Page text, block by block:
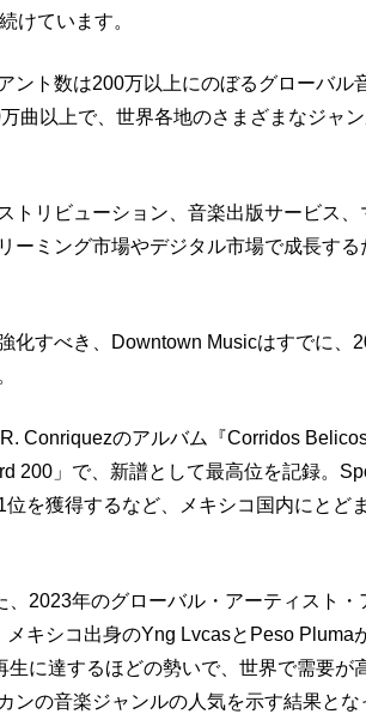
けています。
ント数は200万以上にのぼるグローバル
曲以上で、世界各地のさまざまなジャ
トリビューション、音楽出版サービス、
ーミング市場やデジタル市場で成長する
化すべき、Downtown Musicはすでに、
Conriquezのアルバム『Corridos
200」で、新譜として最高位を記録。
を獲得するなど、メキシコ国内にとど
、2023年のグローバル・アーティスト・
キシコ出身のYng LvcasとPeso Pluma
生に達するほどの勢いで、世界で需要が
ンの音楽ジャンルの人気を示す結果とな